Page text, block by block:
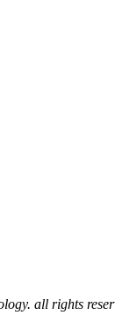
all rights